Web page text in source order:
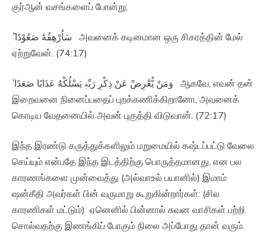
குர்ஆன் வசங்களைப் போன்று;
سَاُرْهِقُهٗ صَعُوْدًا ؕ‏ அவனைக் கடினமான ஒரு சிகரத்தின் மேல்
ஏற்றுவேன். (74:17)
وَمَنْ يُّعْرِضْ عَنْ ذِكْرِ رَبِّهٖ يَسْلُكْهُ عَذَابًا صَعَدًا ۙ‏ ஆகவே, எவன் தன்
இறைவனை நினைப்பதைப் புறக்கணிக்கிறானோ, அவனைக்
கொடிய வேதனையில் அவன் புகுத்தி விடுவான். (72:17)
இந்த இரண்டு கருத்துக்களிலும் மறுமையில் கஷ்டப்பட்டு வேலை
செய்யும் என்பதே இந்த இடத்திற்கு பொருத்தமானது, என பல
காரணங்களை முன்வைத்து (அல்வாஉல் பயானில்) இமாம்
ஷன்கீதி அவர்கள் பின் வருமாறு கூறுகின்றார்கள்: (சில
காரணிகள் மட்டும்) ஏனெனில் பின்னால் சுவன வாசிகள் பற்றி
சொல்வதற்கு இணங்கிப் போகும் நிலை அப்போது தான் வரும்.